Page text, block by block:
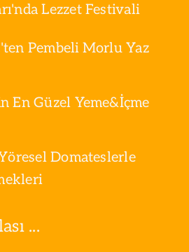
Lezzet Festivali
Pembeli Morlu Yaz
En Güzel Yeme&İçme
Domateslerle
...